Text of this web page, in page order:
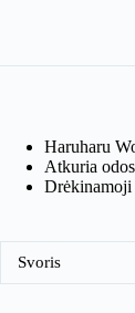
Haruharu
Atkuria
Drėkinamoji
Svoris